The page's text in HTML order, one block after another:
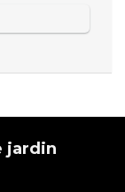
jardin